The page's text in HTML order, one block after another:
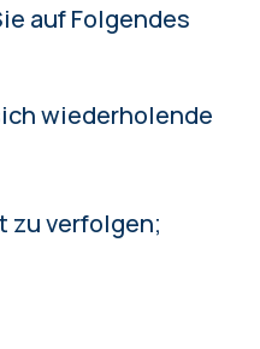
auf Folgendes
wiederholende
zu verfolgen;